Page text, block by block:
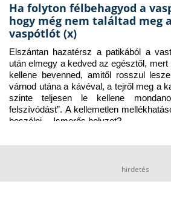
Ha folyton félbehagyod a
hogy még nem találtad meg
vaspótlót (x)
Elszántan hazatérsz a patikából a
után elmegy a kedved az egésztől, mert
kellene bevenned, amitől rosszul
várnod utána a kávéval, a tejről meg a
szinte teljesen le kellene
felszívódást”. A kellemetlen
beszélni… Ismerős helyzet?
hirdetés